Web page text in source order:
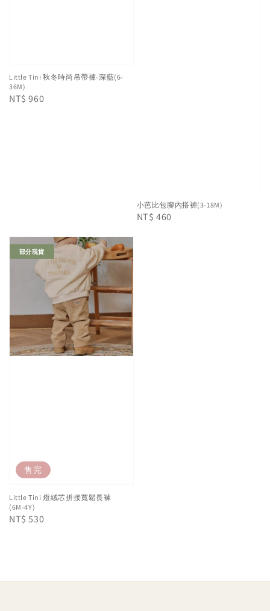
Little Tini 秋冬時尚吊帶褲-深藍(6-
36M)
Regular
NT$ 960
小芭比包腳內搭褲(3-18M)
Regular
NT$ 460
售完
部分現貨
Little Tini 燈絨芯拼接寬鬆長褲
(6M-4Y)
Regular
NT$ 530